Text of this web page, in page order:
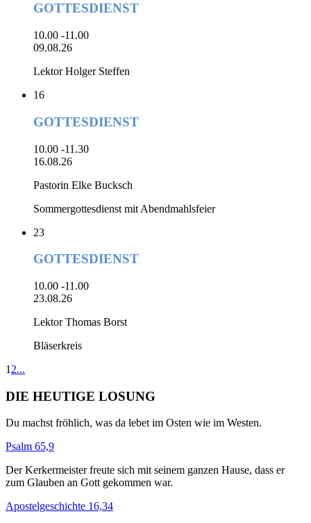
GOTTESDIENST
10.00 -11.00
09.08.26
Lektor Holger Steffen
16
GOTTESDIENST
10.00 -11.30
16.08.26
Pastorin Elke Bucksch
Sommergottesdienst mit Abendmahlsfeier
23
GOTTESDIENST
10.00 -11.00
23.08.26
Lektor Thomas Borst
Bläserkreis
1 2...
DIE HEUTIGE LOSUNG
Du machst fröhlich, was da lebet im Osten wie im Westen.
Psalm 65,9
Der Kerkermeister freute sich mit seinem ganzen Hause, dass er
zum Glauben an Gott gekommen war.
Apostelgeschichte 16,34